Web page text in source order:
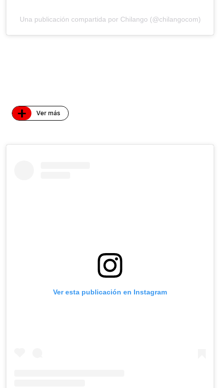
Una publicación compartida por Chilango (@chilangocom)
+ Ver más
Ver esta publicación en Instagram